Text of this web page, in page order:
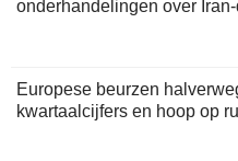
onderhandelingen over Iran-
Europese beurzen
kwartaalcijfers en hoop op